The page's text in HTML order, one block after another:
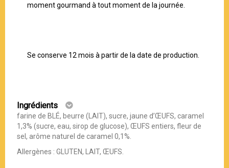
moment gourmand à tout moment de la journée.
Se conserve 12 mois à partir de la date de production.
Ingrédients
farine de BLÉ, beurre (LAIT), sucre, jaune d’ŒUFS, caramel
1,3% (sucre, eau, sirop de glucose), ŒUFS entiers, fleur de
sel, arôme naturel de caramel 0,1%.
Allergènes : GLUTEN, LAIT, ŒUFS.